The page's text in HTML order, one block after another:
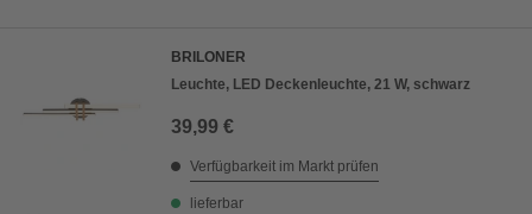
BRILONER
Leuchte, LED Deckenleuchte, 21 W, schwarz
39,99 €
Verfügbarkeit im Markt prüfen
lieferbar